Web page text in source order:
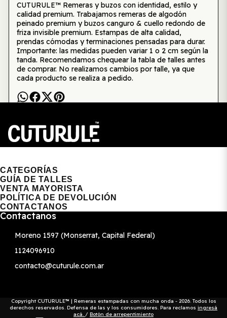
CUTURULE™ Remeras y buzos con identidad, estilo y
calidad premium. Trabajamos remeras de algodón
peinado premium y buzos canguro & cuello redondo de
friza invisible premium. Estampas de alta calidad,
prendas cómodas y terminaciones pensadas para durar.
Importante: las medidas pueden variar 1 o 2 cm según la
tanda. Recomendamos chequear la tabla de talles antes
de comprar. No realizamos cambios por talle, ya que
cada producto se realiza a pedido.
CATEGORÍAS
GUÍA DE TALLES
VENTA MAYORISTA
POLÍTICA DE DEVOLUCIÓN
CONTACTANOS
Contactanos
Moreno 1597 (Monserrat, Capital Federal)
1124096910
contacto@cuturule.com.ar
Copyright CUTURULE™ | Remeras estampadas con mucha onda - 2026. Todos los
derechos reservados. Defensa de las y los consumidores. Para reclamos ingresá
acá. / Botón de arrepentimiento